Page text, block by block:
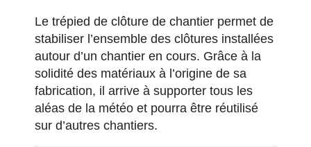
Le trépied de clôture de chantier permet de
stabiliser l’ensemble des clôtures installées
autour d’un chantier en cours. Grâce à la
solidité des matériaux à l’origine de sa
fabrication, il arrive à supporter tous les
aléas de la météo et pourra être réutilisé
sur d’autres chantiers.